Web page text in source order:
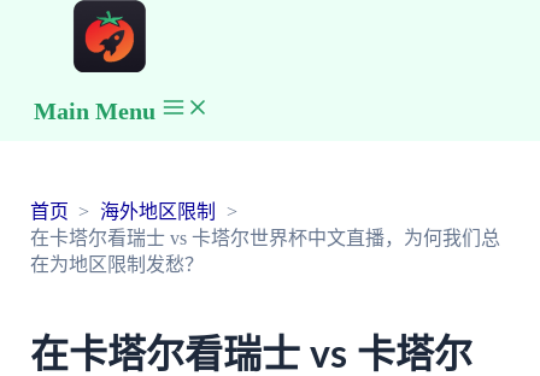
Main Menu
首页
海外地区限制
在卡塔尔看瑞士 vs 卡塔尔世界杯中文直播，为何我们总
在为地区限制发愁？
在卡塔尔看瑞士 vs 卡塔尔